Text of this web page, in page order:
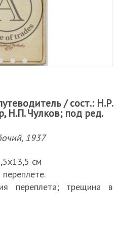
/ сост.: Н.Р.
Н.П. Чулков; под ред.
1937
см
переплета; трещина в